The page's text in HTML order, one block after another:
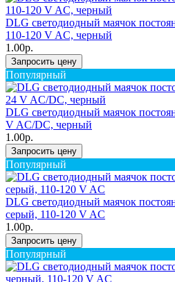
DLG светодиодный маячок
110-120 V AC, черный
1.00р.
Запросить цену
Популярный
DLG светодиодный маячок
V AC/DC, черный
1.00р.
Запросить цену
Популярный
DLG светодиодный маячок
серый, 110-120 V AC
1.00р.
Запросить цену
Популярный